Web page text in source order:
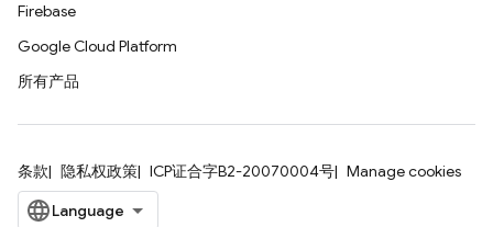
Firebase
Google Cloud Platform
所有产品
条款 隐私权政策 ICP证合字B2-20070004号 Manage cookies